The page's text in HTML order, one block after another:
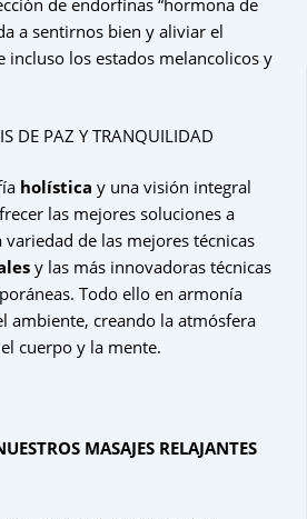
a sentirnos bien y aliviar el
incluso los estados melancolicos y
DE PAZ Y TRANQUILIDAD
holística y una visión integral
las mejores soluciones a
de las mejores técnicas
y las más innovadoras técnicas
Todo ello en armonía
ambiente, creando la atmósfera
cuerpo y la mente.
MASAJES RELAJANTES